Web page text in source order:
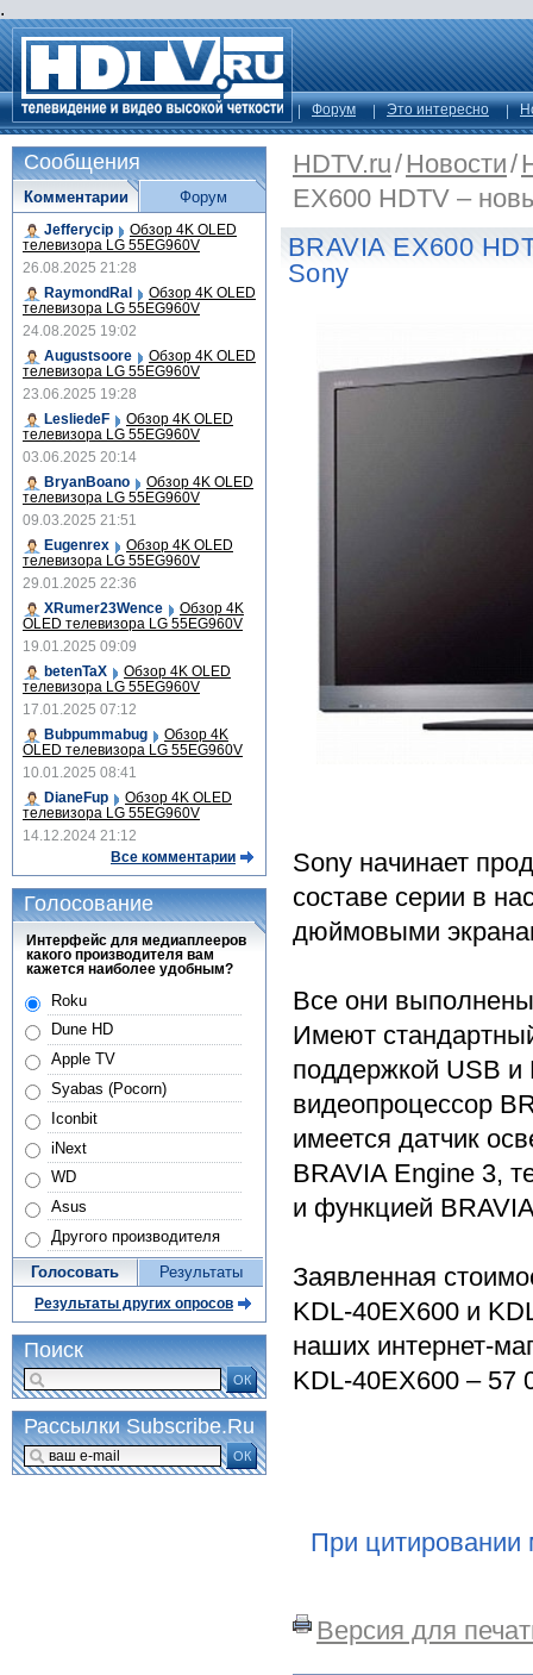
.
Форум Это интересно
HDTV.ru/Новости/
EX600 HDTV –
BRAVIA EX600
Sony
Sony начинает
составе серии в
дюймовыми
Все они
Имеют
поддержкой USB и
видеопроцессор
имеется датчик
BRAVIA Engine 3,
и функцией
Заявленная
KDL-40EX600 и
наших интернет-
KDL-40EX600 – 57
При цитировании
Версия для
Сообщения
Комментарии
Jefferycip Обзор 4K OLED
телевизора LG 55EG960V
26.08.2025 21:28
RaymondRal
Обзор 4K OLED
телевизора LG 55EG960V
24.08.2025 19:02
Augustsoore
Обзор 4K OLED
телевизора LG 55EG960V
23.06.2025 19:28
LesliedeF
Обзор 4K OLED
телевизора LG 55EG960V
03.06.2025 20:14
BryanBoano
Обзор 4K OLED
телевизора LG 55EG960V
09.03.2025 21:51
Eugenrex
Обзор 4K OLED
телевизора LG 55EG960V
29.01.2025 22:36
XRumer23Wence
Обзор 4K
OLED телевизора LG 55EG960V
19.01.2025 09:09
betenTaX
Обзор 4K OLED
телевизора LG 55EG960V
17.01.2025 07:12
Bubpummabug
Обзор 4K
OLED телевизора LG 55EG960V
10.01.2025 08:41
DianeFup
Обзор 4K OLED
телевизора LG 55EG960V
14.12.2024 21:12
Все комментарии
Форум
Голосование
Интерфейс для медиаплееров
какого производителя вам
кажется наиболее удобным?
Roku
Dune HD
Apple TV
Syabas (Pocorn)
Iconbit
iNext
WD
Asus
Другого производителя
Голосовать Результаты
Результаты других опросов
Поиск
ОК
Рассылки Subscribe.Ru
ОК